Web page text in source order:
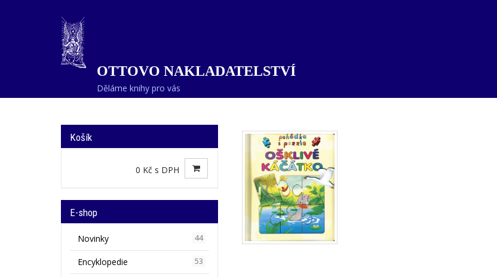
OTTOVO NAKLADATELSTVÍ
Děláme knihy pro vás
Košík
0 Kč s DPH
E-shop
Novinky 44
Encyklopedie 53